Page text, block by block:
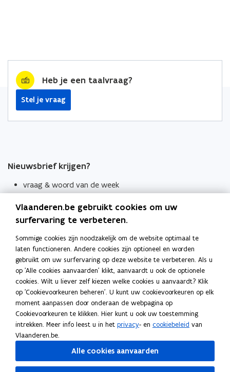
Heb je een taalvraag?
Stel je vraag
Nieuwsbrief krijgen?
vraag & woord van de week
Schrijf je in
Thema's
Taaladviezen
Spellingregels
Tips voor duidelijke taal
Bekijk ook
Spellingtests
Boek- en webwijzer
Vlaanderen.be gebruikt cookies om uw
surfervaring te verbeteren.
Sommige cookies zijn noodzakelijk om de website optimaal te
laten functioneren. Andere cookies zijn optioneel en worden
gebruikt om uw surfervaring op deze website te verbeteren. Als u
op 'Alle cookies aanvaarden' klikt, aanvaardt u ook de optionele
cookies. Wilt u liever zelf kiezen welke cookies u aanvaardt? Klik
op 'Cookievoorkeuren beheren'. U kunt uw cookievoorkeuren op elk
moment aanpassen door onderaan de webpagina op
Cookievoorkeuren te klikken. Hier kunt u ook uw toestemming
intrekken. Meer info leest u in het privacy- en cookiebeleid van
Vlaanderen.be.
Alle cookies aanvaarden